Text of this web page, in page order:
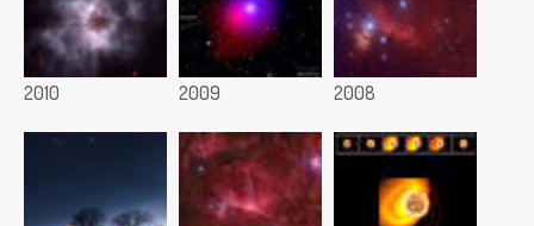
2010 2009 2008